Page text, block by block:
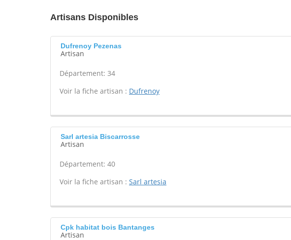
Artisans Disponibles
Dufrenoy Pezenas
Artisan
Département: 34
Voir la fiche artisan : Dufrenoy
Sarl artesia Biscarrosse
Artisan
Département: 40
Voir la fiche artisan : Sarl artesia
Cpk habitat bois Bantanges
Artisan